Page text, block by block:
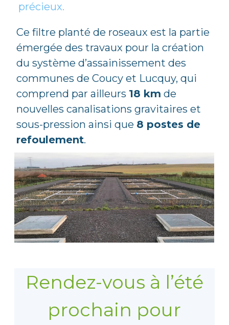
précieux.
Ce filtre planté de roseaux est la partie
émergée des travaux pour la création
du système d’assainissement des
communes de Coucy et Lucquy, qui
comprend par ailleurs 18 km de
nouvelles canalisations gravitaires et
sous-pression ainsi que 8 postes de
refoulement.
Rendez-vous à l’été
prochain pour